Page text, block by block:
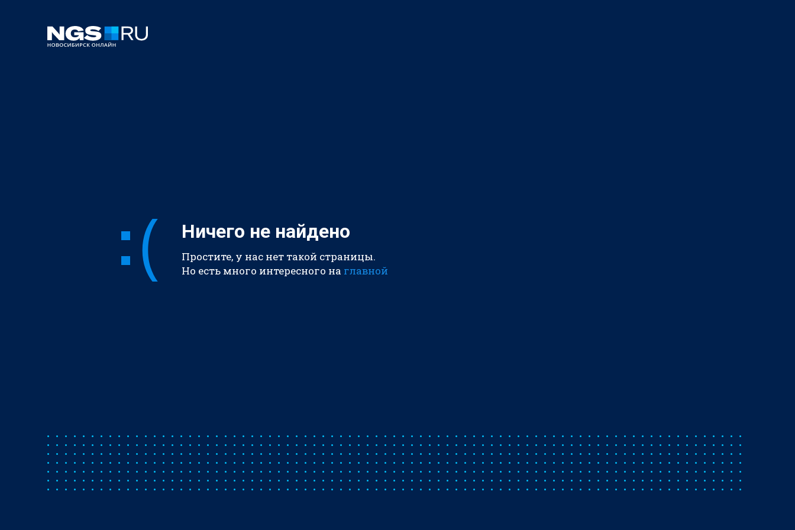
Ничего не найдено
Простите, у нас нет такой страницы.
Но есть много интересного на главной